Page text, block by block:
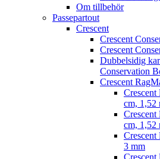
Om tillbehör
Passepartout
Crescent
Crescent
Crescent
Dubbelsidig
Conservation
Crescent
Crescent
cm, 1,52
cm, 1,52
Crescent
3 mm